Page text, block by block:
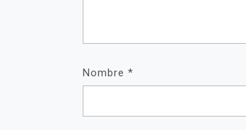
Nombre *